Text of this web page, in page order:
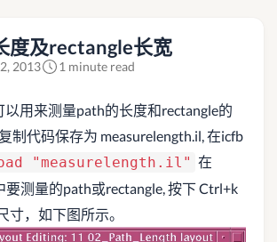
度及rectangle长宽
2013 1 minute read
用来测量path的长度和rectangle的
制代码保存为 measurelength.il, 在icfb
"measurelength.il" 在
要测量的path或rectangle, 按下 Ctrl+k
寸，如下图所示。